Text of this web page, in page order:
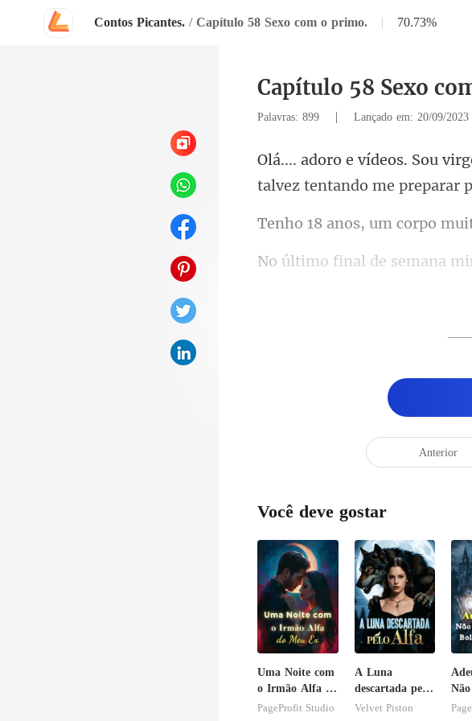
Contos Picantes. / Capítulo 58 Sexo com o primo. | 70.73%
Capítulo 58 Sexo
Palavras: 899 | Lançado em: 20/09/2023
talvez tentan
m corpo
——
Anterior
Você deve gostar
Uma Noite com
o Irmão Alfa do
Meu Ex
PageProfit Studio
A Luna
descartada pelo
Alfa
Velvet Piston